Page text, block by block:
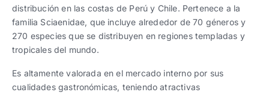
distribución en las costas de Perú y Chile. Pertenece a la
familia Sciaenidae, que incluye alrededor de 70 géneros y
270 especies que se distribuyen en regiones templadas y
tropicales del mundo.
Es altamente valorada en el mercado interno por sus
cualidades gastronómicas, teniendo atractivas